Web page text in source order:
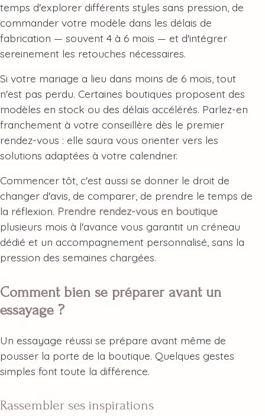
temps d'explorer différents styles sans pression, de
commander votre modèle dans les délais de
fabrication — souvent 4 à 6 mois — et d'intégrer
sereinement les retouches nécessaires.
Si votre mariage a lieu dans moins de 6 mois, tout
n'est pas perdu. Certaines boutiques proposent des
modèles en stock ou des délais accélérés. Parlez-en
franchement à votre conseillère dès le premier
rendez-vous : elle saura vous orienter vers les
solutions adaptées à votre calendrier.
Commencer tôt, c'est aussi se donner le droit de
changer d'avis, de comparer, de prendre le temps de
la réflexion. Prendre rendez-vous en boutique
plusieurs mois à l'avance vous garantit un créneau
dédié et un accompagnement personnalisé, sans la
pression des semaines chargées.
Comment bien se préparer avant un
essayage ?
Un essayage réussi se prépare avant même de
pousser la porte de la boutique. Quelques gestes
simples font toute la différence.
Rassembler ses inspirations